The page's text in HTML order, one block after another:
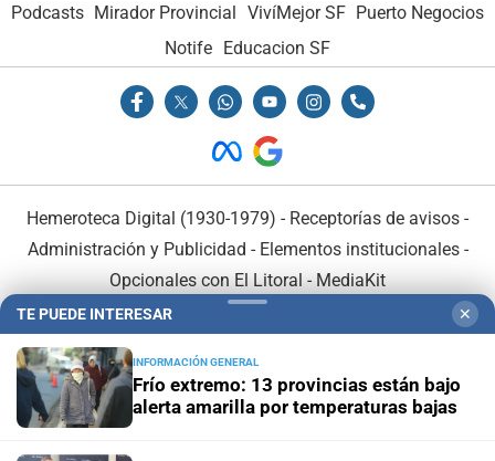
Podcasts Mirador Provincial VivíMejor SF Puerto Negocios
Notife Educacion SF
Hemeroteca Digital (1930-1979) - Receptorías de avisos -
Administración y Publicidad - Elementos institucionales-
Opcionales con El Litoral - MediaKit
TE PUEDE INTERESAR ✕
INFORMACIÓN GENERAL
Frío extremo: 13 provincias están bajo
alerta amarilla por temperaturas bajas